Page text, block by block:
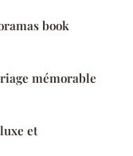
book
mémorable
et